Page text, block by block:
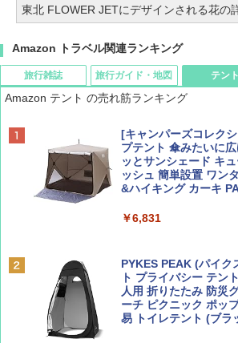
東北 FLOWER JETにデザインされる花の
Amazon トラベル関連ランキング
旅行雑誌
BE-PAL(ビ-パル)
SOTO ミニマル"旅"財
￥1,500
￥713
旅行ガイド・地図
D40 地球の歩き方 チ
力的な町 2026～2027
￥2,079
￥2,695
テント
Amazon テント の売れ筋ランキング
[キャンパーズコレク
プテント 傘みたいに
ッとサンシェード キ
ッシュ 簡単設置 ワン
&ハイキング カーキ
￥6,831
PYKES PEAK (パイク
ト プライバシー テン
人用 折りたたみ 防災
ーチ ピクニック ポッ
易 トイレテント (ブラ